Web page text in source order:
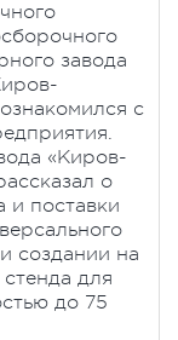
завода
с
«Киров-
о
и поставки
создании на
для
до 75